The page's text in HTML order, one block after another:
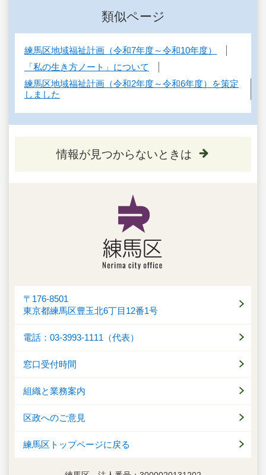
類似ページ
練馬区地域福祉計画（令和7年度～令和10年度）
「私の生き方ノート」について
練馬区地域福祉計画（令和2年度～令和6年度）を策定
しました
情報が見つからないときは
〒176-8501
東京都練馬区豊玉北6丁目12番1号
電話：03-3993-1111（代表）
窓口受付時間
組織と業務案内
区政へのご意見
練馬区トップページに戻る